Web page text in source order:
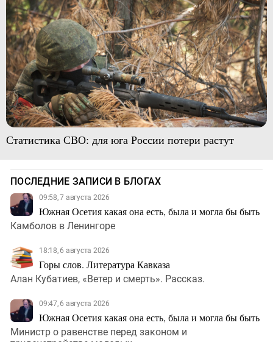
Статистика СВО: для юга России потери растут
ПОСЛЕДНИЕ ЗАПИСИ В БЛОГАХ
09:58, 7 августа 2026
Южная Осетия какая она есть, была и могла бы быть
Камболов в Ленингоре
18:18, 6 августа 2026
Горы слов. Литература Кавказа
Алан Кубатиев, «Ветер и смерть». Рассказ.
09:47, 6 августа 2026
Южная Осетия какая она есть, была и могла бы быть
Министр о равенстве перед законом и